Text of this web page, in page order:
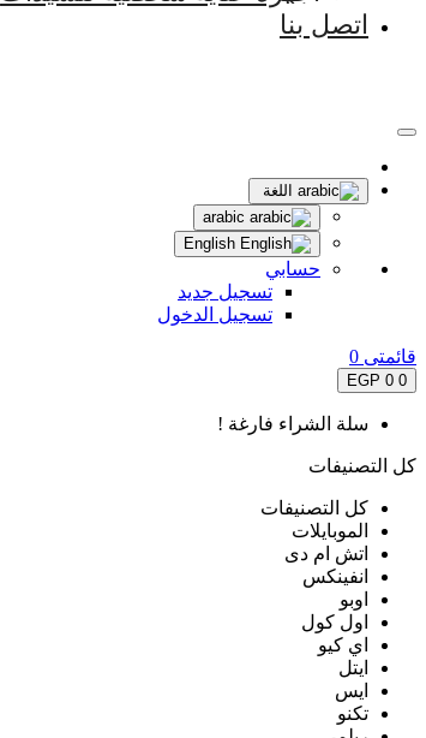
اتصل بنا
اللغة
حسابي
تسجيل جديد
تسجيل الدخول
قائمتى 0
0
0 EGP
سلة الشراء فارغة !
كل التصنيفات
كل التصنيفات
الموبايلات
اتش ام دى
انفينكس
اوبو
اول كول
اي كيو
ايتل
ايس
تكنو